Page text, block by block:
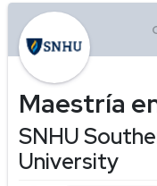
Maestría
SNHU
University